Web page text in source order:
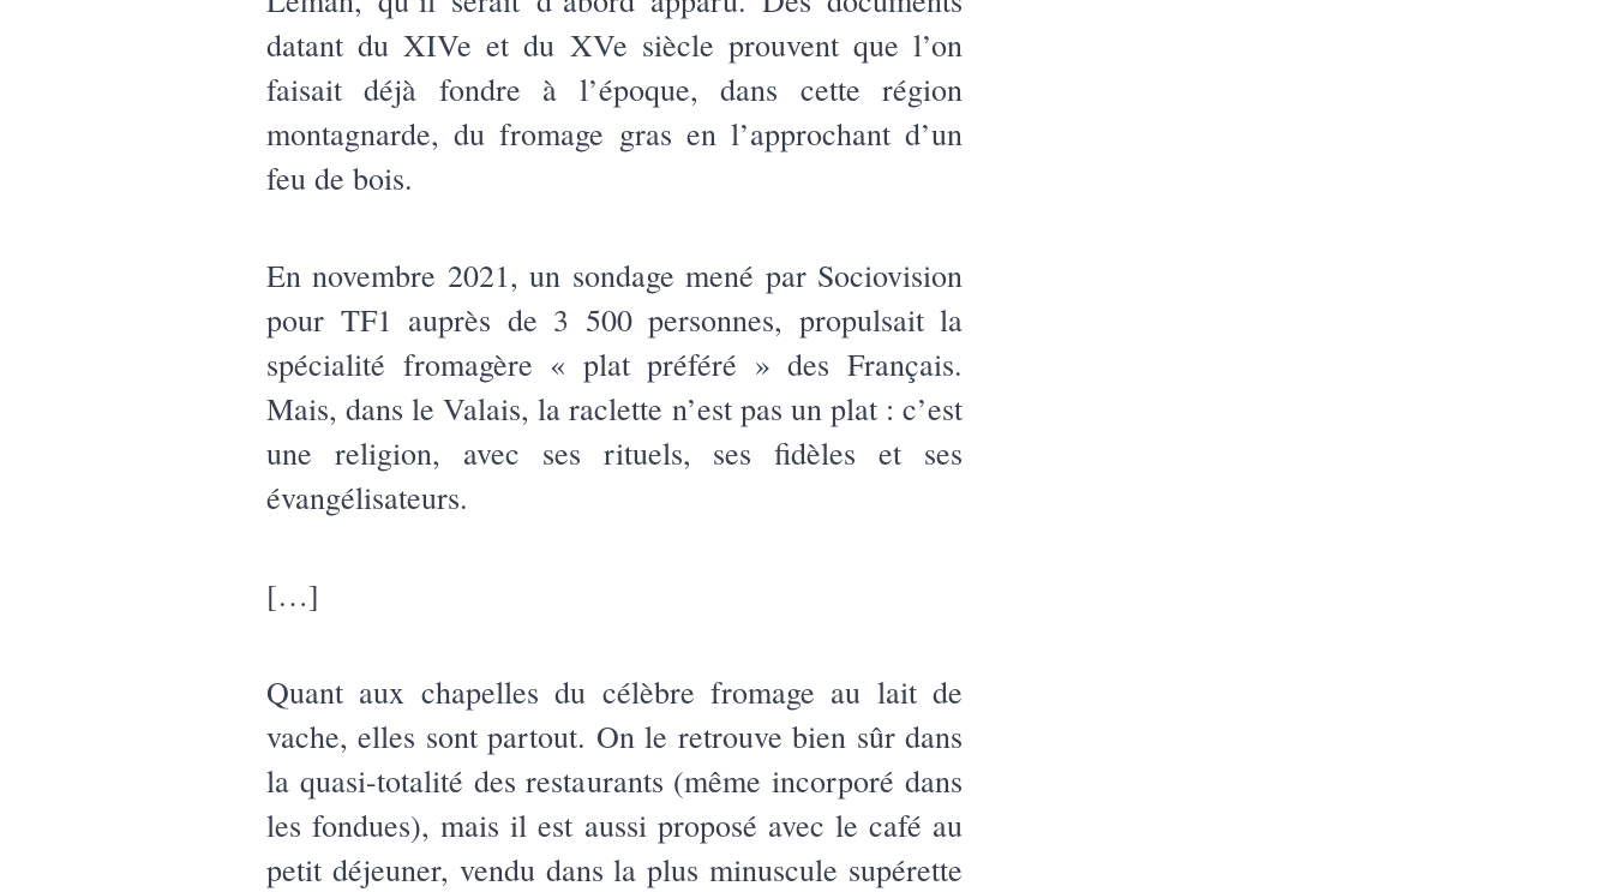
datant du XIVe et du XVe siècle prouvent que l’on
faisait déjà fondre à l’époque, dans cette région
montagnarde, du fromage gras en l’approchant d’un
feu de bois.
En novembre 2021, un sondage mené par Sociovision
pour TF1 auprès de 3 500 personnes, propulsait la
spécialité fromagère « plat préféré » des Français.
Mais, dans le Valais, la raclette n’est pas un plat : c’est
une religion, avec ses rituels, ses fidèles et ses
évangélisateurs.
[…]
Quant aux chapelles du célèbre fromage au lait de
vache, elles sont partout. On le retrouve bien sûr dans
la quasi-totalité des restaurants (même incorporé dans
les fondues), mais il est aussi proposé avec le café au
petit déjeuner, vendu dans la plus minuscule supérette